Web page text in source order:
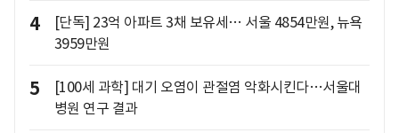
4
[단독] 23억 아파트 3채 보유세… 서울 4854만원, 뉴욕
3959만원
5
[100세 과학] 대기 오염이 관절염 악화시킨다…서울대
병원 연구 결과